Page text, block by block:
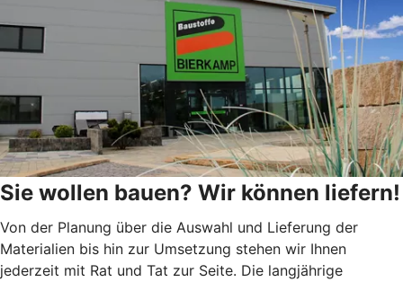
Sie wollen bauen? Wir können liefern!
Von der Planung über die Auswahl und Lieferung der
Materialien bis hin zur Umsetzung stehen wir Ihnen
jederzeit mit Rat und Tat zur Seite. Die langjährige